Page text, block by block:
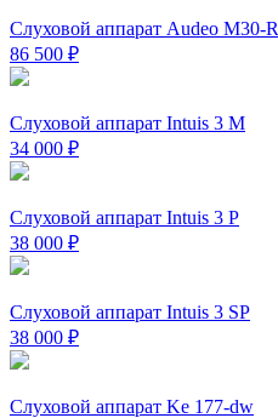
Слуховой аппарат Audeo М30-R
86 500 ₽
Слуховой аппарат Intuis 3 M
34 000 ₽
Слуховой аппарат Intuis 3 P
38 000 ₽
Слуховой аппарат Intuis 3 SP
38 000 ₽
Слуховой аппарат Ke 177-dw